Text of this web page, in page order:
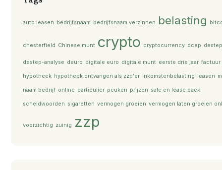
auto leasen bedrijfsnaam bedrijfsnaam verzinnen belasting
chesterfield Chinese munt crypto cryptocurrency dcep destep
destep-analyse deuro digitale euro digitale munt eerste drie jaar factuur
hypotheek hypotheek ontvangen als zzp'er inkomstenbelasting leasen
naam bedrijf online particulier peuken prijzen sale en lease back
scheldwoorden sigaretten vermogen groeien vermogen laten groeien
voorzichtig zuinig zzp